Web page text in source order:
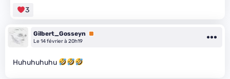
3
Gilbert_Gosseyn
Premium
Le 14 février à 20h19
Huhuhuhuhu